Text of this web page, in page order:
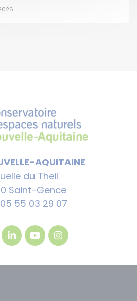
AQUITAINE
du Theil
Saint-Gence
55 03 29 07